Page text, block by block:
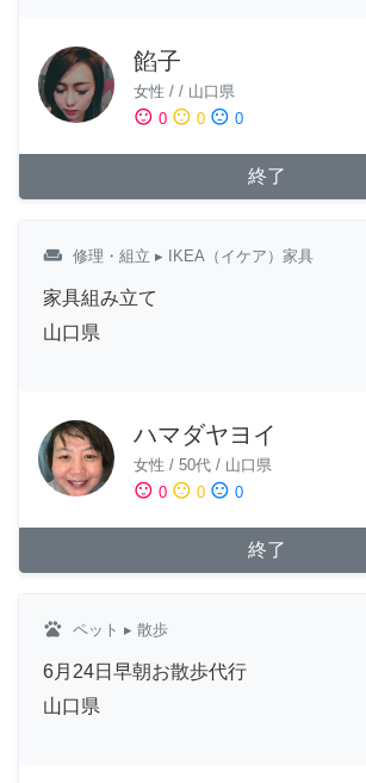
餡子
女性 / / 山口県
sentiment_satisfied 0 sentiment_neutral 0 sentiment_dissatisfied 0
終了
weekend 修理・組立 ▸ IKEA（イケア）家具
家具組み立て
山口県
ハマダヤヨイ
女性 / 50代 / 山口県
sentiment_satisfied 0 sentiment_neutral 0 sentiment_dissatisfied 0
終了
pets ペット ▸ 散歩
6月24日早朝お散歩代行
山口県